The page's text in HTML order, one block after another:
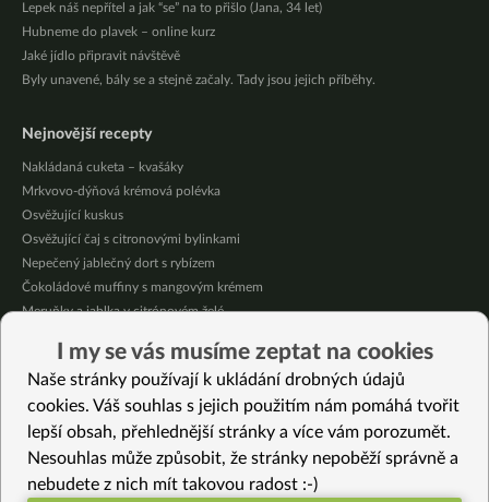
Lepek náš nepřítel a jak “se” na to přišlo (Jana, 34 let)
Hubneme do plavek – online kurz
Jaké jídlo připravit návštěvě
Byly unavené, bály se a stejně začaly. Tady jsou jejich příběhy.
Nejnovější recepty
Nakládaná cuketa – kvašáky
Mrkvovo-dýňová krémová polévka
Osvěžující kuskus
Osvěžující čaj s citronovými bylinkami
Nepečený jablečný dort s rybízem
Čokoládové muffiny s mangovým krémem
Meruňky a jablka v citrónovém želé
Celozrnná rýže basmati se zeleninou
Citrónové muffiny s borůvkovým krémem
Vybrané recepty
Cupcake s čokoládou a řepou
Tak trochu jiný bezlepkový dortík
I my se vás musíme zeptat na cookies
Naše stránky používají k ukládání drobných údajů
cookies. Váš souhlas s jejich použitím nám pomáhá tvořit
lepší obsah, přehlednější stránky a více vám porozumět.
Nesouhlas může způsobit, že stránky nepoběží správně a
nebudete z nich mít takovou radost :-)